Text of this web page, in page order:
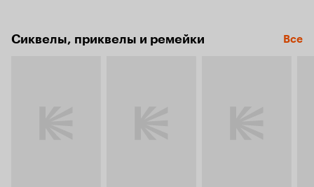
Сиквелы, приквелы и ремейки Все